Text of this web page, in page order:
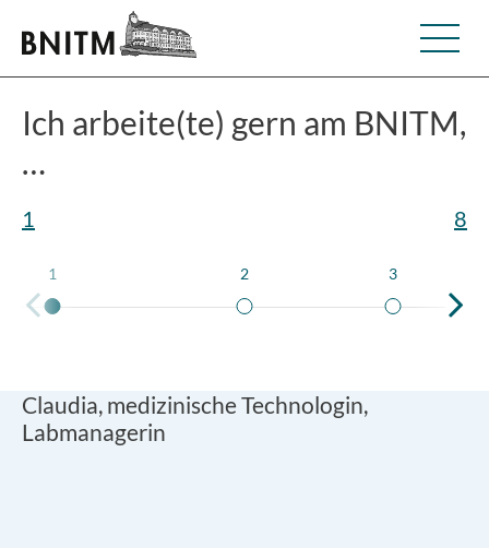
Ich arbeite(te) gern am BNITM,
…
1 8
1 2 3
Claudia, medizinische Technologin,
Labmanagerin